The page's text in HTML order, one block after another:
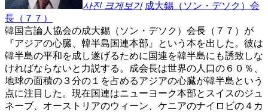
사진 크게보기 成大錫（ソン・デソク）会
長（７７）
韓国言論人協会の成大錫（ソン・デソク）会長（７７）が
『アジアの心臓、韓半島国連本部』という本を出した。彼は
韓半島の平和を成し遂げるために国連を韓半島にも誘致しな
ければならないと力説する。成会長は世界の人口の６０％、
地球の面積の３分の１を占めるアジアの心臓が韓半島という
点に注目した。現在国連はニューヨーク本部とスイスのジュ
ネーブ、オーストリアのウィーン、ケニアのナイロビの４カ